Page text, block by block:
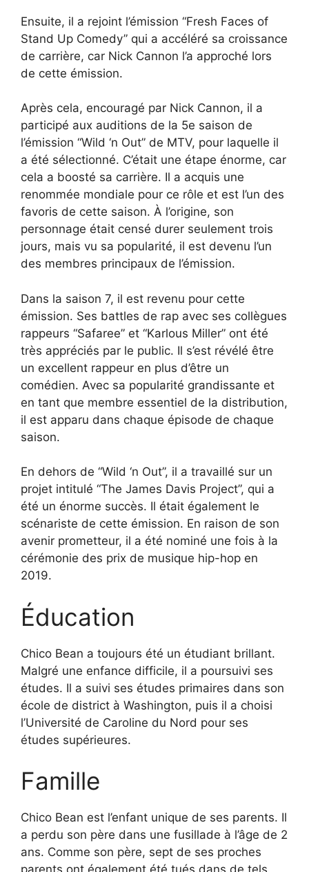
Ensuite, il a rejoint l’émission “Fresh Faces of
Stand Up Comedy” qui a accéléré sa croissance
de carrière, car Nick Cannon l’a approché lors
de cette émission.
Après cela, encouragé par Nick Cannon, il a
participé aux auditions de la 5e saison de
l’émission “Wild ‘n Out” de MTV, pour laquelle il
a été sélectionné. C’était une étape énorme, car
cela a boosté sa carrière. Il a acquis une
renommée mondiale pour ce rôle et est l’un des
favoris de cette saison. À l’origine, son
personnage était censé durer seulement trois
jours, mais vu sa popularité, il est devenu l’un
des membres principaux de l’émission.
Dans la saison 7, il est revenu pour cette
émission. Ses battles de rap avec ses collègues
rappeurs “Safaree” et “Karlous Miller” ont été
très appréciés par le public. Il s’est révélé être
un excellent rappeur en plus d’être un
comédien. Avec sa popularité grandissante et
en tant que membre essentiel de la distribution,
il est apparu dans chaque épisode de chaque
saison.
En dehors de “Wild ‘n Out”, il a travaillé sur un
projet intitulé “The James Davis Project”, qui a
été un énorme succès. Il était également le
scénariste de cette émission. En raison de son
avenir prometteur, il a été nominé une fois à la
cérémonie des prix de musique hip-hop en
2019.
Éducation
Chico Bean a toujours été un étudiant brillant.
Malgré une enfance difficile, il a poursuivi ses
études. Il a suivi ses études primaires dans son
école de district à Washington, puis il a choisi
l’Université de Caroline du Nord pour ses
études supérieures.
Famille
Chico Bean est l’enfant unique de ses parents. Il
a perdu son père dans une fusillade à l’âge de 2
ans. Comme son père, sept de ses proches